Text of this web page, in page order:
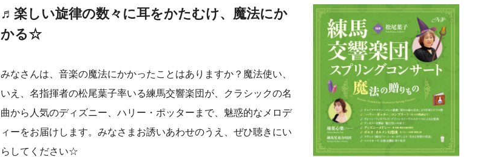
♬楽しい旋律の数々に耳をかたむけ、魔法にか
かる☆
みなさんは、音楽の魔法にかかったことはありますか？魔法使い、
いえ、名指揮者の松尾葉子率いる練馬交響楽団が、クラシックの名
曲から人気のディズニー、ハリー・ポッターまで、魅惑的なメロデ
ィーをお届けします。みなさまお誘いあわせのうえ、ぜひ聴きにい
らしてください☆